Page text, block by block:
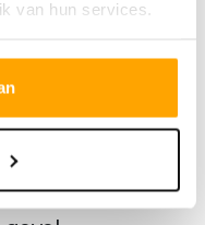
van hun services.
gelijk, dankzij de
koos
wat een prachtig,
geeft als de